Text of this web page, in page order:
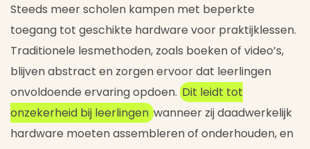
Steeds meer scholen kampen met beperkte
toegang tot geschikte hardware voor praktijklessen.
Traditionele lesmethoden, zoals boeken of video’s,
blijven abstract en zorgen ervoor dat leerlingen
onvoldoende ervaring opdoen. Dit leidt tot
onzekerheid bij leerlingen wanneer zij daadwerkelijk
hardware moeten assembleren of onderhouden, en